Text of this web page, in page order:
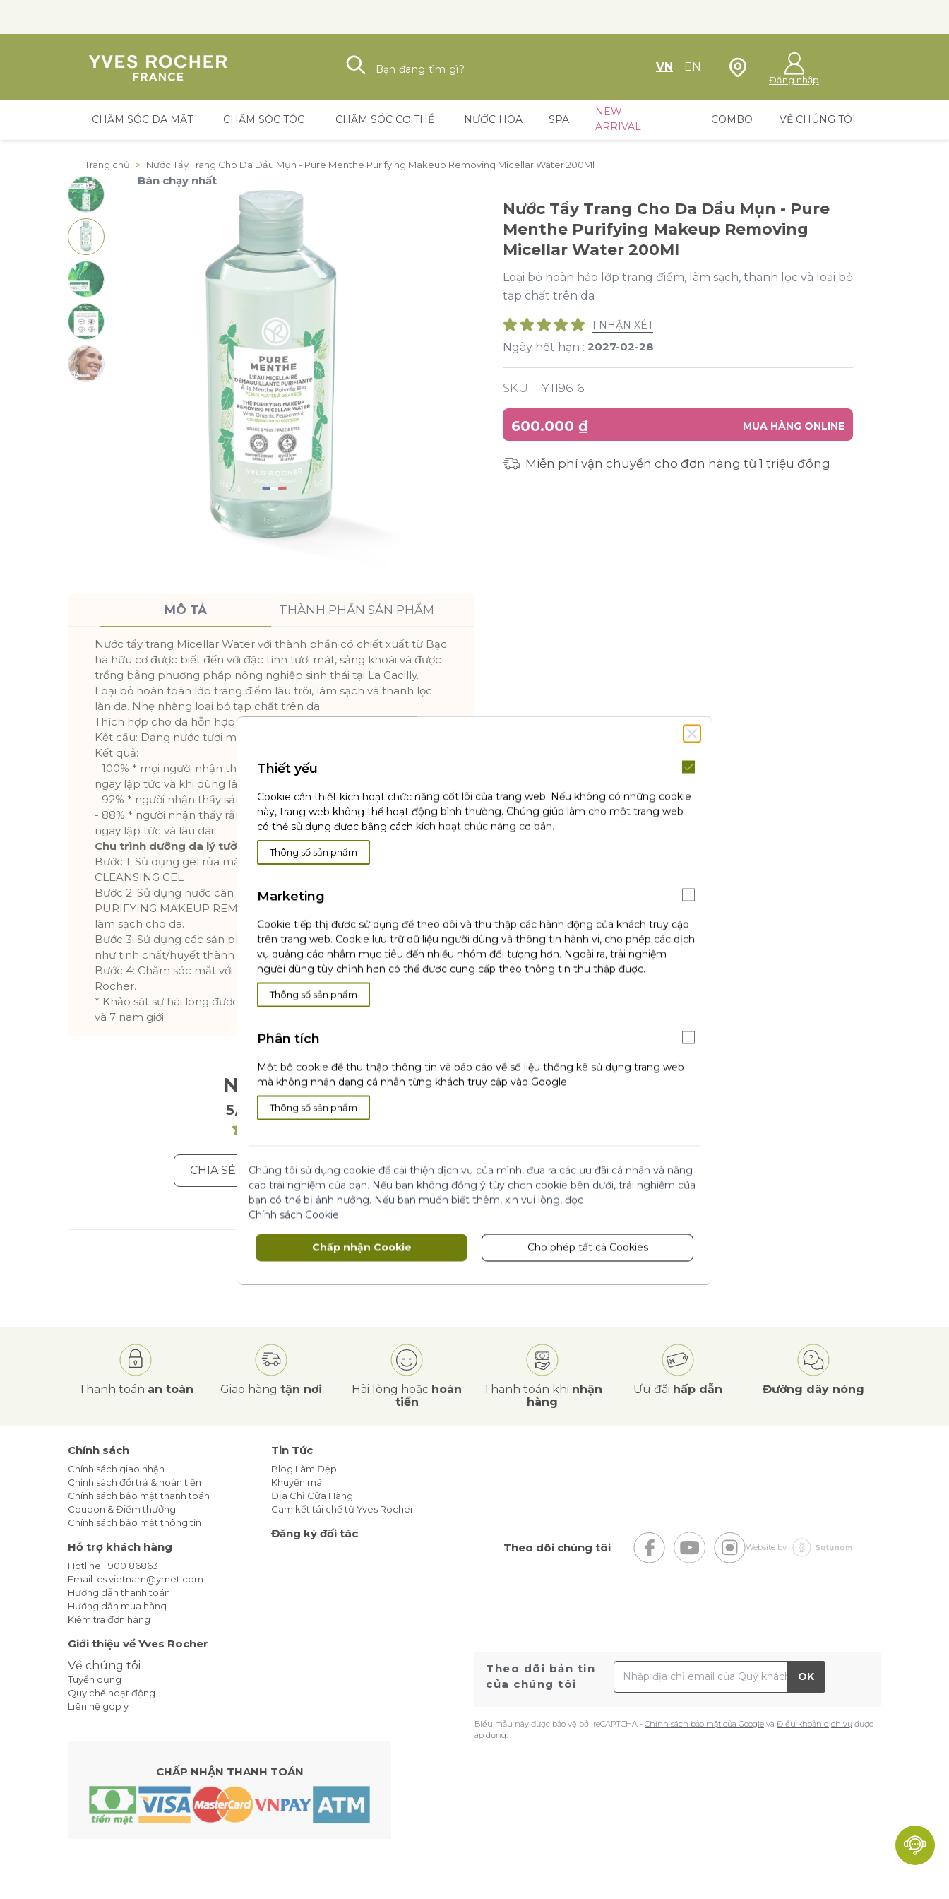
Tìm kiếm VN EN Định vị cửa hàng
Đăng nhập
CHĂM SÓC DA MẶT CHĂM SÓC TÓC CHĂM SÓC CƠ THỂ NƯỚC HOA SPA
NEW
ARRIVAL
COMBO VỀ CHÚNG TÔI
Trang chủ > Nước Tẩy Trang Cho Da Dầu Mụn - Pure Menthe Purifying Makeup Removing Micellar Water 200Ml
Bán chạy nhất
Nước Tẩy Trang Cho Da Dầu Mụn - Pure
Menthe Purifying Makeup Removing
Micellar Water 200Ml
Loại bỏ hoàn hảo lớp trang điểm, làm sạch, thanh lọc và loại bỏ
tạp chất trên da
1 NHẬN XÉT
Ngày hết hạn : 2027-02-28
SKU : Y119616
600.000 ₫ MUA HÀNG ONLINE
Miễn phí vận chuyển cho đơn hàng từ 1 triệu đồng
MÔ TẢ THÀNH PHẦN SẢN PHẨM
Nước tẩy trang Micellar Water với thành phần có chiết xuất từ Bạc
hà hữu cơ được biết đến với đặc tính tươi mát, sảng khoái và được
trồng bằng phương pháp nông nghiệp sinh thái tại La Gacilly.
Loại bỏ hoàn toàn lớp trang điểm lâu trôi, làm sạch và thanh lọc
làn da. Nhẹ nhàng loại bỏ tạp chất trên da
Thích hợp cho da hỗn hợp dầu và / hoặc da mụn.
Kết cấu: Dạng nước tươi mát giúp làn da sạch sẽ và thanh lọc.
Kết quả:
- 100% * mọi người nhận thấy rằng làn da của họ được thanh lọc
ngay lập tức và khi dùng lâu dài, kết cấu da của họ được cải thiện
- 92% * người nhận thấy sản phẩm đã cân bằng lại làn da của họ
- 88% * người nhận thấy rằng làn da của họ được dưỡng trắng
ngay lập tức và lâu dài
Chu trình dưỡng da lý tưởng dành riêng cho bạn:
Bước 1: Sử dụng gel rửa mặt PURE MENTHE PURIFYING
CLEANSING GEL
Bước 2: Sử dụng nước cân bằng và tẩy trang PURE MENTHE THE
PURIFYING MAKEUP REMOVING MICELLAR WATER cấp ẩm và
làm sạch cho da.
Bước 3: Sử dụng các sản phẩm chăm sóc da hàng ngày của bạn
như tinh chất/huyết thành và kem dưỡng ẩm.
Bước 4: Chăm sóc mắt với dòng sản phẩm dưỡng mắt của Yves
Rocher.
* Khảo sát sự hài lòng được thực hiện trong 21 ngày trên 17 phụ nữ
và 7 nam giới
Nhận Xét
5/5 . 1 Nhận Xét
CHIA SẺ ĐÁNH GIÁ CỦA BẠN
Thanh toán an toàn Giao hàng tận nơi Hài lòng hoặc hoàn
tiền
Thanh toán khi nhận
hàng
Ưu đãi hấp dẫn Đường dây nóng
Theo dõi bản tin
của chúng tôi
Địa chỉ Email
OK
Biểu mẫu này được bảo vệ bởi reCAPTCHA - Chính sách bảo mật của Google và Điều khoản dịch vụ được
áp dụng.
Chính sách
Chính sách giao nhận
Chính sách đổi trả & hoàn tiền
Chính sách bảo mật thanh toán
Coupon & Điểm thưởng
Chính sách bảo mật thông tin
Hỗ trợ khách hàng
Hotline: 1900 868631
Email: cs.vietnam@yrnet.com
Hướng dẫn thanh toán
Hướng dẫn mua hàng
Kiểm tra đơn hàng
Giới thiệu về Yves Rocher
Về chúng tôi
Tuyển dụng
Quy chế hoạt động
Liên hệ góp ý
Tin Tức
Blog Làm Đẹp
Khuyến mãi
Địa Chỉ Cửa Hàng
Cam kết tái chế từ Yves Rocher
Đăng ký đối tác
CHẤP NHẬN THANH TOÁN
Theo dõi chúng tôi Website by
Thiết yếu
Cookie cần thiết kích hoạt chức năng cốt lõi của trang web. Nếu không có những cookie
này, trang web không thể hoạt động bình thường. Chúng giúp làm cho một trang web
có thể sử dụng được bằng cách kích hoạt chức năng cơ bản.
Thông số sản phẩm
Marketing
Cookie tiếp thị được sử dụng để theo dõi và thu thập các hành động của khách truy cập
trên trang web. Cookie lưu trữ dữ liệu người dùng và thông tin hành vi, cho phép các dịch
vụ quảng cáo nhắm mục tiêu đến nhiều nhóm đối tượng hơn. Ngoài ra, trải nghiệm
người dùng tùy chỉnh hơn có thể được cung cấp theo thông tin thu thập được.
Thông số sản phẩm
Phân tích
Một bộ cookie để thu thập thông tin và báo cáo về số liệu thống kê sử dụng trang web
mà không nhận dạng cá nhân từng khách truy cập vào Google.
Thông số sản phẩm
Chúng tôi sử dụng cookie để cải thiện dịch vụ của mình, đưa ra các ưu đãi cá nhân và nâng
cao trải nghiệm của bạn. Nếu bạn không đồng ý tùy chọn cookie bên dưới, trải nghiệm của
bạn có thể bị ảnh hưởng. Nếu bạn muốn biết thêm, xin vui lòng, đọc
Chính sách Cookie
Chấp nhận Cookie Cho phép tất cả Cookies